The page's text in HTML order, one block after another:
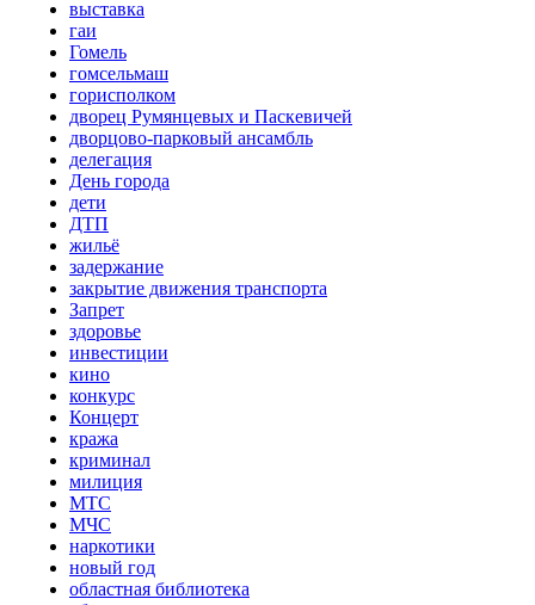
выставка
гаи
Гомель
гомсельмаш
горисполком
дворец Румянцевых и Паскевичей
дворцово-парковый ансамбль
делегация
День города
дети
ДТП
жильё
задержание
закрытие движения транспорта
Запрет
здоровье
инвестиции
кино
конкурс
Концерт
кража
криминал
милиция
МТС
МЧС
наркотики
новый год
областная библиотека